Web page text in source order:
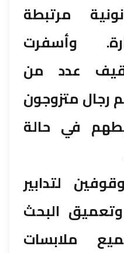
مرتبطة
وأسفرت
عدد من
رجال متزوجون
في حالة
لتدابير
وتعميق البحث
ملابسات